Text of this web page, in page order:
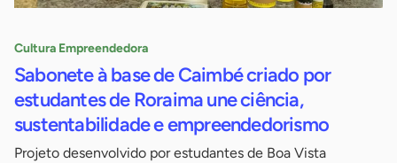
Cultura Empreendedora
Sabonete à base de Caimbé criado por
estudantes de Roraima une ciência,
sustentabilidade e empreendedorismo
Projeto desenvolvido por estudantes de Boa Vista